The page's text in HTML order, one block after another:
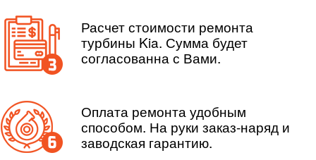
Расчет стоимости ремонта
турбины Kia. Сумма будет
согласованна с Вами.
Оплата ремонта удобным
способом. На руки заказ-наряд и
заводская гарантию.